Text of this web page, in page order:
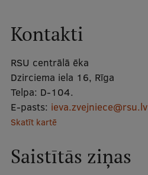
galvenā
izvēlne
Studiju iespējas
Pamatstudiju programmas
Doktorantūra
Kontakti
RSU centrālā ēka
Dzirciema iela 16, Rīga
Telpa: D-104.
E-pasts: ieva.zvejniece@rsu.lv
Skatīt kartē
Saistītās ziņas